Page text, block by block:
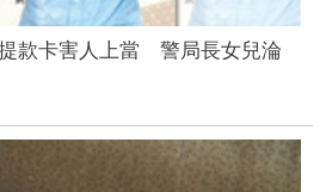
款卡害人上當 警局長女兒淪